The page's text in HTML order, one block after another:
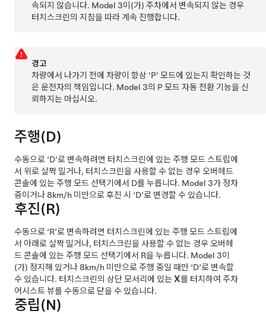
속되지 않습니다. Model 3이(가) 주차에서 변속되지 않는 경우
터치스크린의 지침을 따라 계속 진행합니다.
경고
차량에서 나가기 전에 차량이 항상 'P' 모드에 있는지 확인하는 것
은 운전자의 책임입니다. Model 3의 P 모드 자동 전환 기능을 신
뢰하지는 마십시오.
주행(D)
수동으로 ‘D’로 변속하려면 터치스크린에 있는 주행 모드 스트립에
서 위로 살짝 밀거나, 터치스크린을 사용할 수 없는 경우오버헤드
콘솔에 있는 주행 모드 선택기에서 D를 누릅니다. Model 3가 정차
중이거나8km/h 미만으로 후진 시 ‘D’로 변경할 수 있습니다.
후진(R)
수동으로 ‘R’로 변속하려면 터치스크린에 있는 주행 모드 스트립에
서 아래로 살짝 밀거나, 터치스크린을 사용할 수 없는 경우오버헤
드 콘솔에 있는 주행 모드 선택기에서 R을 누릅니다. Model 3이
(가) 정지해 있거나8km/h 미만으로 주행 중일 때만 ‘D’로 변속할
수 있습니다. 터치스크린의 상단 모서리에 있는X를 터치하여 주차
어시스트 뷰를 수동으로 닫을 수 있습니다.
중립(N)